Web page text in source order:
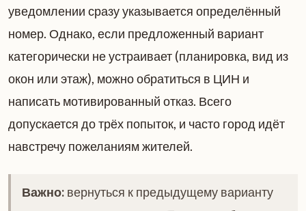
уведомлении сразу указывается определённый
номер. Однако, если предложенный вариант
категорически не устраивает (планировка, вид из
окон или этаж), можно обратиться в ЦИН и
написать мотивированный отказ. Всего
допускается до трёх попыток, и часто город идёт
навстречу пожеланиям жителей.
Важно: вернуться к предыдущему варианту